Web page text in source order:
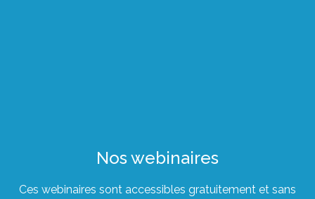
Nos webinaires
Ces webinaires sont accessibles gratuitement et sans